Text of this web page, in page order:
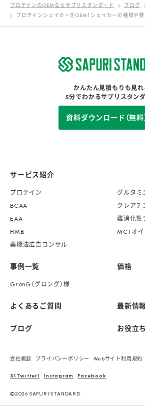
プロテインのOEMならサプリスタンダード ブログ
プロテインシェイカーをOEM！シェイカーの種類や
かんたん見積もりも見れ
5分でわかるサプリスタン
資料ダウンロード（無料
サービス紹介
プロテイン
BCAA
EAA
HMB
薬機法広告コンサル
グルタミ
クレアチ
難消化性
MCTオ
事例一覧
GronG（グロング）様
価格
よくあるご質問 最新情
ブログ お役立
会社概要 プライバシーポリシー Webサイト利用規約
X(Twitter) Instagram Facebook
©2026 SAPURI STANDARD.